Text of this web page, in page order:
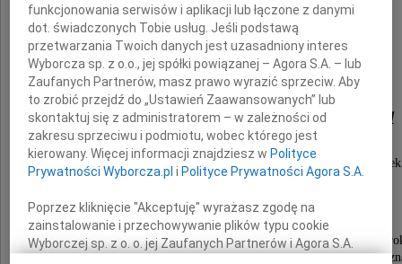
Włodzimierz Cierpka
Dobry, życzliwy, serdeczny i troskliwy
Pogrzeb odbędzie się w piątek 5 września 2014
o godzinie 11.30 na Cmentarzu Górczyńskim w
funkcjonowania serwisów i aplikacji lub łączone z danymi
dot. świadczonych Tobie usług. Jeśli podstawą
przetwarzania Twoich danych jest uzasadniony interes
Wyborcza sp. z o.o., jej spółki powiązanej – Agora S.A. – lub
Zaufanych Partnerów, masz prawo wyrazić sprzeciw. Aby
to zrobić przejdź do „Ustawień Zaawansowanych” lub
skontaktuj się z administratorem – w zależności od
zakresu sprzeciwu i podmiotu, wobec którego jest
kierowany. Więcej informacji znajdziesz w Polityce
Prywatności Wyborcza.pl i Polityce Prywatności Agora S.A.
Poprzez kliknięcie "Akceptuję" wyrażasz zgodę na
zainstalowanie i przechowywanie plików typu cookie
Wyborczej sp. z o. o. jej Zaufanych Partnerów i Agora S.A.